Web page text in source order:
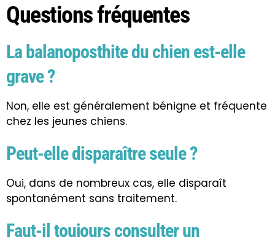
Questions fréquentes
La balanoposthite du chien est-elle
grave ?
Non, elle est généralement bénigne et fréquente
chez les jeunes chiens.
Peut-elle disparaître seule ?
Oui, dans de nombreux cas, elle disparaît
spontanément sans traitement.
Faut-il toujours consulter un